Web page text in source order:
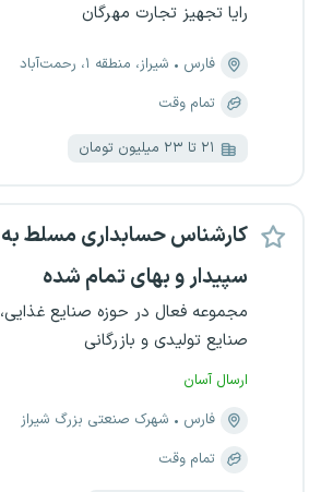
رایا تجهیز تجارت مهرگان
فارس
شیراز، منطقه ۱، رحمت‌آباد
تمام وقت
۲۱ تا ۲۳ میلیون تومان
کارشناس حسابداری مسلط به
سپیدار و بهای تمام شده
مجموعه فعال در حوزه صنایع غذایی،
صنایع تولیدی و بازرگانی
ارسال آسان
فارس
شهرک صنعتی بزرگ شیراز
تمام وقت